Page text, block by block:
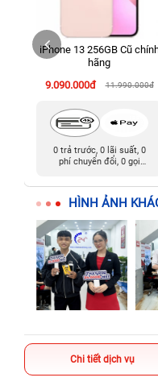
24h Vũng Tàu: 162A Ba
Tàu cũ)
198 Hoàng Văn Thụ,
iPhone 13 256GB Cũ
hãng
9.090.000đ
11.990.000đ
0 trả trước, 0 lãi suất, 0
phí chuyển đổi, 0 gọi
HÌNH ẢNH
Chi tiết dịch vụ